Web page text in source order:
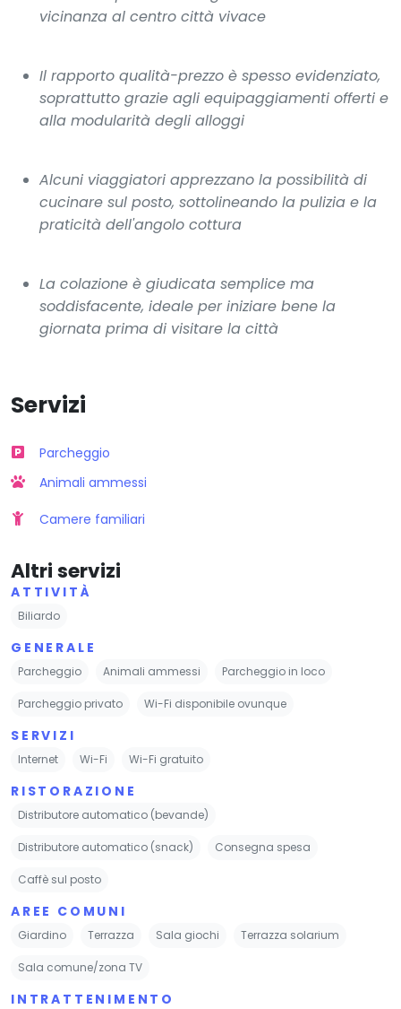
vicinanza al centro città vivace
Il rapporto qualità-prezzo è spesso evidenziato,
soprattutto grazie agli equipaggiamenti offerti e
alla modularità degli alloggi
Alcuni viaggiatori apprezzano la possibilità di
cucinare sul posto, sottolineando la pulizia e la
praticità dell'angolo cottura
La colazione è giudicata semplice ma
soddisfacente, ideale per iniziare bene la
giornata prima di visitare la città
Servizi
Parcheggio
Animali ammessi
Camere familiari
Altri servizi
ATTIVITÀ
Biliardo
GENERALE
Parcheggio Animali ammessi Parcheggio in loco
Parcheggio privato Wi-Fi disponibile ovunque
SERVIZI
Internet Wi-Fi Wi-Fi gratuito
RISTORAZIONE
Distributore automatico (bevande)
Distributore automatico (snack) Consegna spesa
Caffè sul posto
AREE COMUNI
Giardino Terrazza Sala giochi Terrazza solarium
Sala comune/zona TV
INTRATTENIMENTO